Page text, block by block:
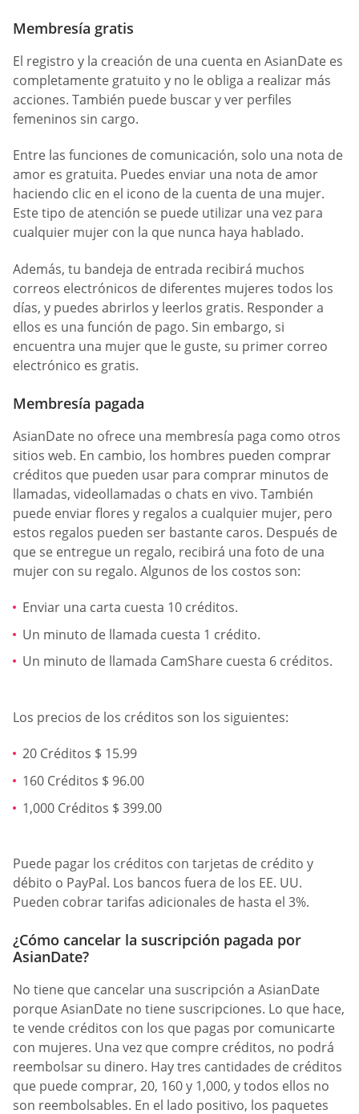
Membresía gratis
El registro y la creación de una cuenta en AsianDate es
completamente gratuito y no le obliga a realizar más
acciones. También puede buscar y ver perfiles
femeninos sin cargo.
Entre las funciones de comunicación, solo una nota de
amor es gratuita. Puedes enviar una nota de amor
haciendo clic en el icono de la cuenta de una mujer.
Este tipo de atención se puede utilizar una vez para
cualquier mujer con la que nunca haya hablado.
Además, tu bandeja de entrada recibirá muchos
correos electrónicos de diferentes mujeres todos los
días, y puedes abrirlos y leerlos gratis. Responder a
ellos es una función de pago. Sin embargo, si
encuentra una mujer que le guste, su primer correo
electrónico es gratis.
Membresía pagada
AsianDate no ofrece una membresía paga como otros
sitios web. En cambio, los hombres pueden comprar
créditos que pueden usar para comprar minutos de
llamadas, videollamadas o chats en vivo. También
puede enviar flores y regalos a cualquier mujer, pero
estos regalos pueden ser bastante caros. Después de
que se entregue un regalo, recibirá una foto de una
mujer con su regalo. Algunos de los costos son:
Enviar una carta cuesta 10 créditos.
Un minuto de llamada cuesta 1 crédito.
Un minuto de llamada CamShare cuesta 6 créditos.
Los precios de los créditos son los siguientes:
20 Créditos $ 15.99
160 Créditos $ 96.00
1,000 Créditos $ 399.00
Puede pagar los créditos con tarjetas de crédito y
débito o PayPal. Los bancos fuera de los EE. UU.
Pueden cobrar tarifas adicionales de hasta el 3%.
¿Cómo cancelar la suscripción pagada por
AsianDate?
No tiene que cancelar una suscripción a AsianDate
porque AsianDate no tiene suscripciones. Lo que hace,
te vende créditos con los que pagas por comunicarte
con mujeres. Una vez que compre créditos, no podrá
reembolsar su dinero. Hay tres cantidades de créditos
que puede comprar, 20, 160 y 1,000, y todos ellos no
son reembolsables. En el lado positivo, los paquetes